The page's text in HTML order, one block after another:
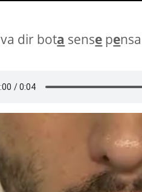
va dir bota sense pe